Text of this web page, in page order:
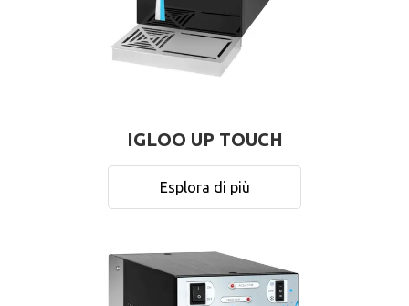
IGLOO UP TOUCH
Esplora di più